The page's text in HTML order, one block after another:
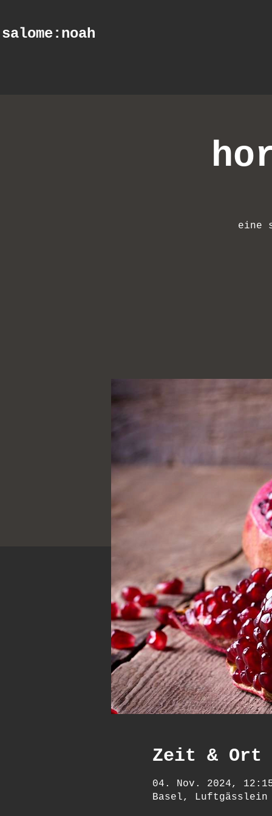
salome:noah
eine
Zeit & Ort
04. Nov. 2024,
Basel, Luftgässlein